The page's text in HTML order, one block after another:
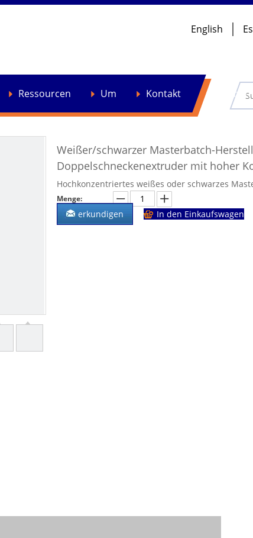
English
Ressourcen Um Kontakt
Weißer/schwarzer Masterbatch-
Doppelschneckenextruder mit hoher
Hochkonzentriertes weißes oder schwarzes
Menge:
erkundigen In den Einkaufswagen